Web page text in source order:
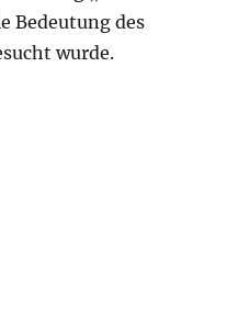
Bedeutung des
wurde.